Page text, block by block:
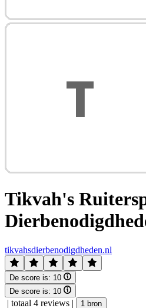
Tikvah's
tikvahsdierbenodigdheden.nl
De score is: 10
De score is: 10
| totaal 4 reviews | 1 bron